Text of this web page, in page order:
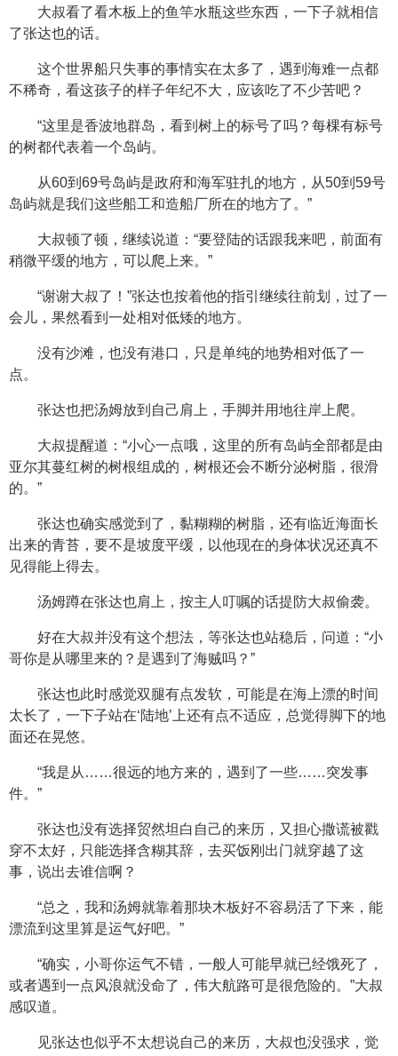
大叔看了看木板上的鱼竿水瓶这些东西，一下子就相信
了张达也的话。
这个世界船只失事的事情实在太多了，遇到海难一点都
不稀奇，看这孩子的样子年纪不大，应该吃了不少苦吧？
“这里是香波地群岛，看到树上的标号了吗？每棵有标号
的树都代表着一个岛屿。
从60到69号岛屿是政府和海军驻扎的地方，从50到59号
岛屿就是我们这些船工和造船厂所在的地方了。”
大叔顿了顿，继续说道：“要登陆的话跟我来吧，前面有
稍微平缓的地方，可以爬上来。”
“谢谢大叔了！”张达也按着他的指引继续往前划，过了一
会儿，果然看到一处相对低矮的地方。
没有沙滩，也没有港口，只是单纯的地势相对低了一
点。
张达也把汤姆放到自己肩上，手脚并用地往岸上爬。
大叔提醒道：“小心一点哦，这里的所有岛屿全部都是由
亚尔其蔓红树的树根组成的，树根还会不断分泌树脂，很滑
的。”
张达也确实感觉到了，黏糊糊的树脂，还有临近海面长
出来的青苔，要不是坡度平缓，以他现在的身体状况还真不
见得能上得去。
汤姆蹲在张达也肩上，按主人叮嘱的话提防大叔偷袭。
好在大叔并没有这个想法，等张达也站稳后，问道：“小
哥你是从哪里来的？是遇到了海贼吗？”
张达也此时感觉双腿有点发软，可能是在海上漂的时间
太长了，一下子站在‘陆地’上还有点不适应，总觉得脚下的地
面还在晃悠。
“我是从……很远的地方来的，遇到了一些……突发事
件。”
张达也没有选择贸然坦白自己的来历，又担心撒谎被戳
穿不太好，只能选择含糊其辞，去买饭刚出门就穿越了这
事，说出去谁信啊？
“总之，我和汤姆就靠着那块木板好不容易活了下来，能
漂流到这里算是运气好吧。”
“确实，小哥你运气不错，一般人可能早就已经饿死了，
或者遇到一点风浪就没命了，伟大航路可是很危险的。”大叔
感叹道。
见张达也似乎不太想说自己的来历，大叔也没强求，觉